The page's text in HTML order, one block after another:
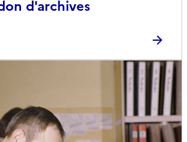
d'archives